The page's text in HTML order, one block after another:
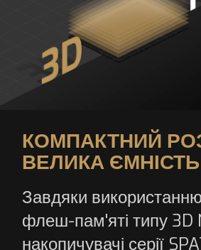
КОМПАКТНИЙ
ВЕЛИКА ЄМНІСТЬ
Завдяки
флеш-пам'яті типу 3D
накопичувачі серії